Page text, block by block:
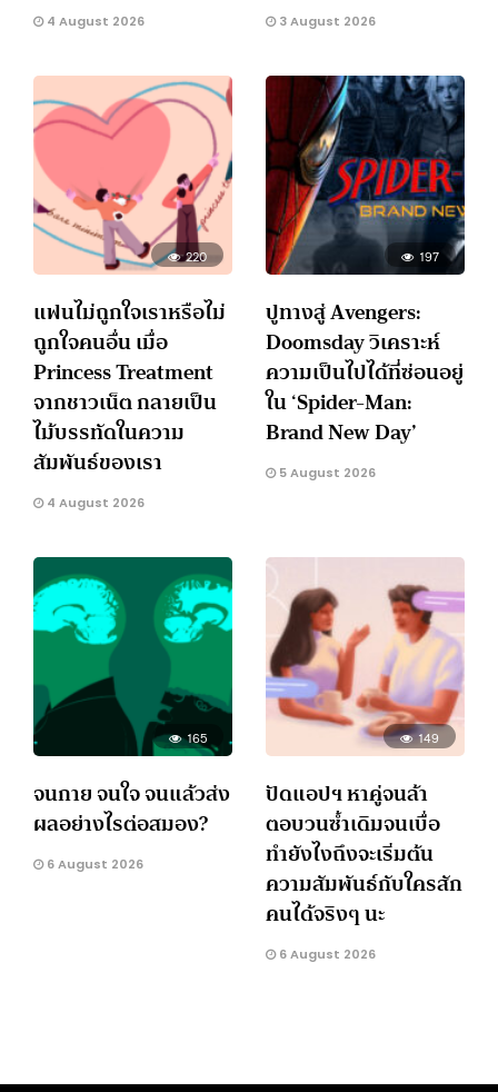
4 August 2026 3 August 2026
220
แฟนไม่ถูกใจเราหรือไม่
ถูกใจคนอื่น เมื่อ
Princess Treatment
จากชาวเน็ต กลายเป็น
ไม้บรรทัดในความ
สัมพันธ์ของเรา
4 August 2026
197
ปูทางสู่ Avengers:
Doomsday วิเคราะห์
ความเป็นไปได้ที่ซ่อนอยู่
ใน ‘Spider-Man:
Brand New Day’
5 August 2026
165
จนกาย จนใจ จนแล้วส่ง
ผลอย่างไรต่อสมอง?
6 August 2026
149
ปัดแอปฯ หาคู่จนล้า
ตอบวนซ้ำเดิมจนเบื่อ
ทำยังไงถึงจะเริ่มต้น
ความสัมพันธ์กับใครสัก
คนได้จริงๆ นะ
6 August 2026